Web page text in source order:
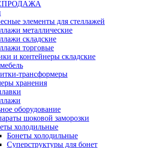
элементы для стеллажей
металлические
складские
торговые
и контейнеры складские
трансформеры
хранения
оборудование
шоковой заморозки
холодильные
Бонеты холодильные
Суперструктуры для бонет